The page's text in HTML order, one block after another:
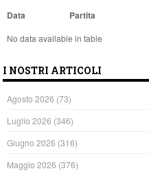
Data Partita
No data available in table
I NOSTRI ARTICOLI
Agosto 2026 (73)
Luglio 2026 (346)
Giugno 2026 (316)
Maggio 2026 (376)